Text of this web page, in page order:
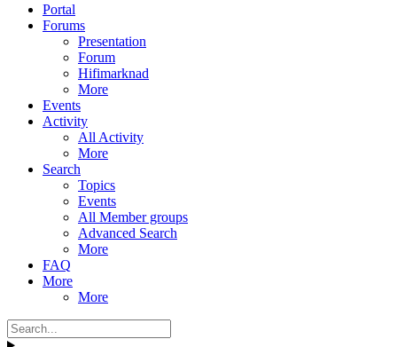
Portal
Forums
Presentation
Forum
Hifimarknad
More
Events
Activity
All Activity
More
Search
Topics
Events
All Member groups
Advanced Search
More
FAQ
More
More